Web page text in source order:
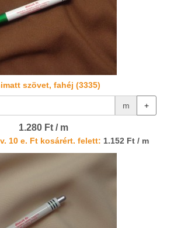
szövet, fahéj (3335)
m +
1.280 Ft / m
10 e. Ft kosárért. felett: 1.152 Ft / m